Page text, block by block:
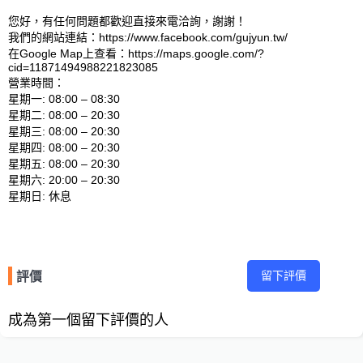
您好，有任何問題都歡迎直接來電洽詢，謝謝！
我們的網站連結：https://www.facebook.com/gujyun.tw/
在Google Map上查看：https://maps.google.com/?
cid=11871494988221823085
營業時間：
星期一: 08:00 – 08:30
星期二: 08:00 – 20:30
星期三: 08:00 – 20:30
星期四: 08:00 – 20:30
星期五: 08:00 – 20:30
星期六: 20:00 – 20:30
評價 留下評價
成為第一個留下評價的人